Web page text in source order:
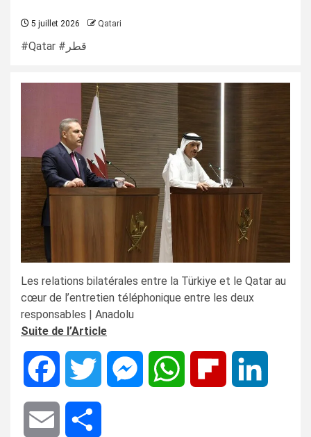
5 juillet 2026 Qatari
#Qatar #قطر
Les relations bilatérales entre la Türkiye et le Qatar au
cœur de l’entretien téléphonique entre les deux
responsables | Anadolu
Suite de l’Article
Facebook Twitter MessengerWhatsApp Flipboard
Email